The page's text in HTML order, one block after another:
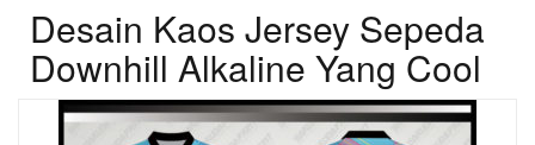
Desain Kaos Jersey Sepeda
Downhill Alkaline Yang Cool